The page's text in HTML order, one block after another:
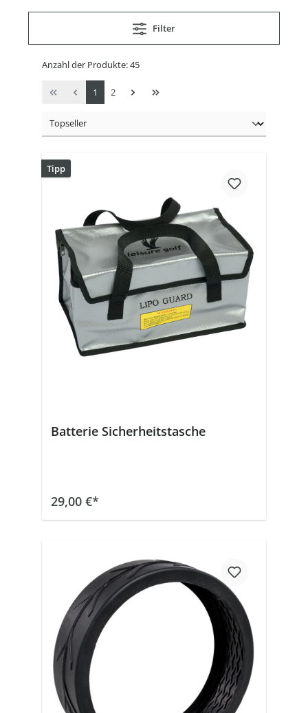
Filter
Anzahl der Produkte: 45
1 2
Tipp
Batterie Sicherheitstasche
29,00 €*